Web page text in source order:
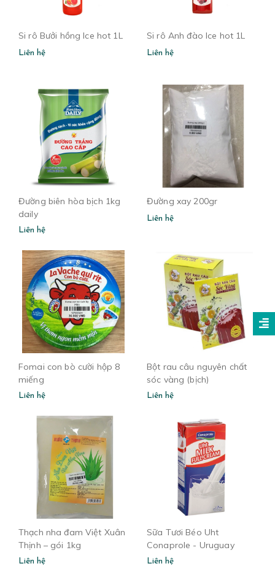
Si rô Bưởi hồng Ice hot 1L
Liên hệ
Si rô Anh đào Ice hot 1L
Liên hệ
Đường biên hòa bịch 1kg
daily
Liên hệ
Đường xay 200gr
Liên hệ
Fomai con bò cười hộp 8
miếng
Liên hệ
Bột rau câu nguyên chất
sóc vàng (bịch)
Liên hệ
Thạch nha đam Việt Xuân
Thịnh – gói 1kg
Liên hệ
Sữa Tươi Béo Uht
Conaprole - Uruguay
Liên hệ